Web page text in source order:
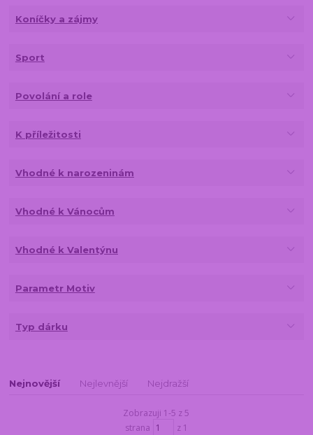
Koníčky a zájmy
Sport
Povolání a role
K příležitosti
Vhodné k narozeninám
Vhodné k Vánocům
Vhodné k Valentýnu
Parametr Motiv
Typ dárku
Nejnovější Nejlevnější Nejdražší
Zobrazuji 1-5 z 5
strana
z 1